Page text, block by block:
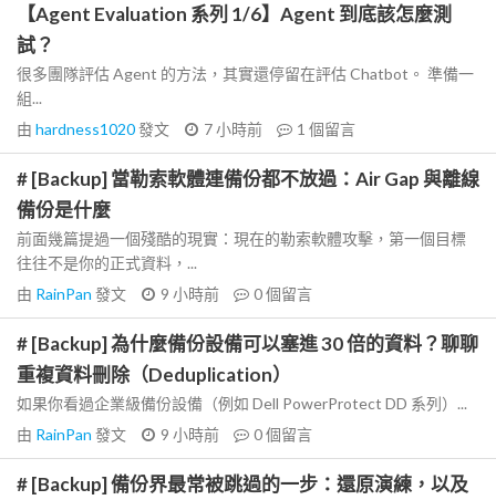
【Agent Evaluation 系列 1/6】Agent 到底該怎麼測
試？
很多團隊評估 Agent 的方法，其實還停留在評估 Chatbot。 準備一
組...
由 hardness1020發文 7 小時前 1 個留言
# [Backup] 當勒索軟體連備份都不放過：Air Gap 與離線
備份是什麼
前面幾篇提過一個殘酷的現實：現在的勒索軟體攻擊，第一個目標
往往不是你的正式資料，...
由 RainPan 發文 9 小時前 0個留言
# [Backup] 為什麼備份設備可以塞進 30 倍的資料？聊聊
重複資料刪除（Deduplication）
如果你看過企業級備份設備（例如 Dell PowerProtect DD 系列）...
由 RainPan 發文 9 小時前 0個留言
# [Backup] 備份界最常被跳過的一步：還原演練，以及